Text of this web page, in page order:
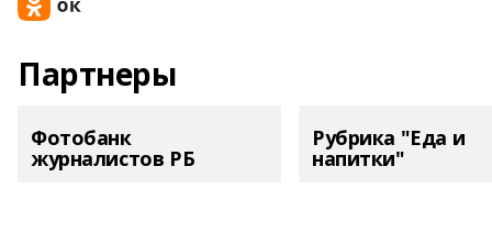
Партнеры
Фотобанк
журналистов РБ
Рубрика "Еда и
напитки"